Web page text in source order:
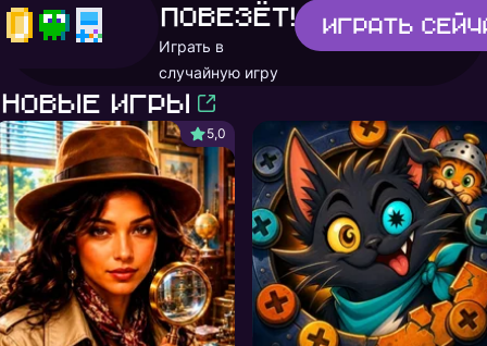
повезёт!
Играть в
случайную игру
Играть
Новые игры
5,0